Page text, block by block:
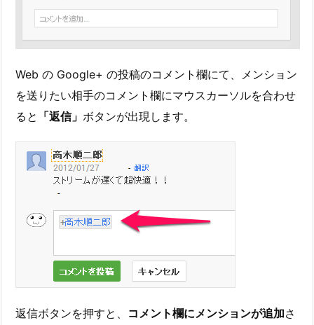
Web の Google+ の投稿のコメント欄にて、メンション
を送りたい相手のコメント欄にマウスカーソルを合わせ
ると 「返信」 ボタンが出現します。
返信ボタンを押すと、 コメント欄にメンションが追加さ